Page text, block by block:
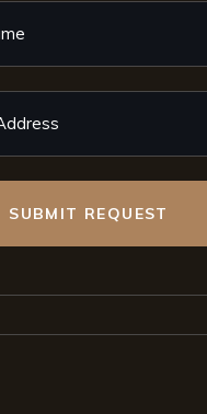
SUBMIT REQUEST